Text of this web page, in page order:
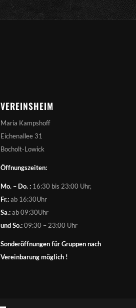
VEREINSHEIM
Maria Kampshoff
Eichenallee 31
Bocholt-Lowick
Öffnungszeiten:
Mo. – Do. : 16:30 bis 23:00 Uhr,
Fr.:ab 16:30Uhr
Sa.:ab 09:30Uhr
und So.:09:30 – 23:00 Uhr
Sonderöffnungen für Gruppen nach
Vereinbarung möglich !